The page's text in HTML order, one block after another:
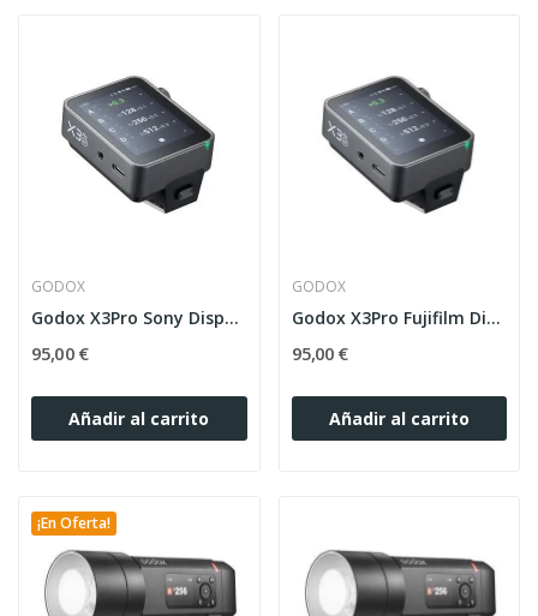
GODOX
Godox X3Pro Sony Disparador TTL Táctil
95,00 €
Añadir al carrito
GODOX
Godox X3Pro Fujifilm Disparador TTL Tactil
95,00 €
Añadir al carrito
¡En Oferta!